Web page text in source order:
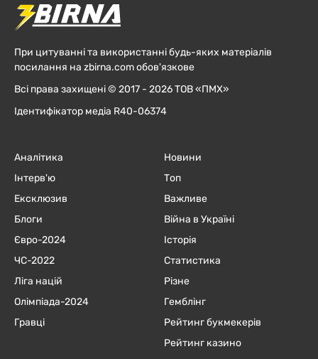
При цитуванні та використанні будь-яких матеріалів
посилання на zbirna.com обов'язкове
Всі права захищені © 2017 - 2026 ТОВ «ПМХ»
Ідентифікатор медіа R40-06374
Аналітика
Інтерв'ю
Ексклюзив
Блоги
Євро-2024
ЧC-2022
Ліга націй
Олімпіада-2024
Гравці
Новини
Топ
Важливе
Війна в Україні
Історія
Статистика
Різне
Гемблінг
Рейтинг букмекерів
Рейтинг казино